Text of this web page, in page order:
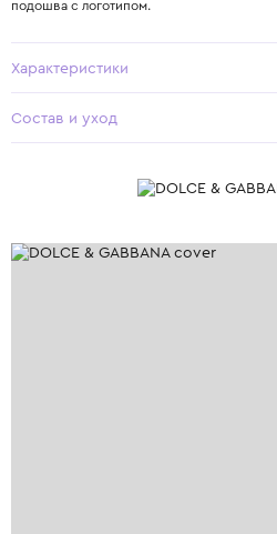
подошва с логотипом.
Характеристики
Состав и уход